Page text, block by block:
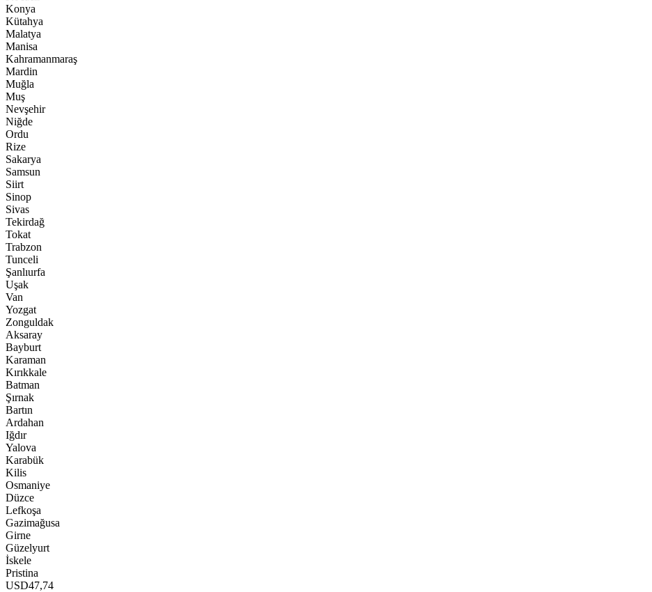
Konya
Kütahya
Malatya
Manisa
Kahramanmaraş
Mardin
Muğla
Muş
Nevşehir
Niğde
Ordu
Rize
Sakarya
Samsun
Siirt
Sinop
Sivas
Tekirdağ
Tokat
Trabzon
Tunceli
Şanlıurfa
Uşak
Van
Yozgat
Zonguldak
Aksaray
Bayburt
Karaman
Kırıkkale
Batman
Şırnak
Bartın
Ardahan
Iğdır
Yalova
Karabük
Kilis
Osmaniye
Düzce
Lefkoşa
Gazimağusa
Girne
Güzelyurt
İskele
Pristina
USD47,74